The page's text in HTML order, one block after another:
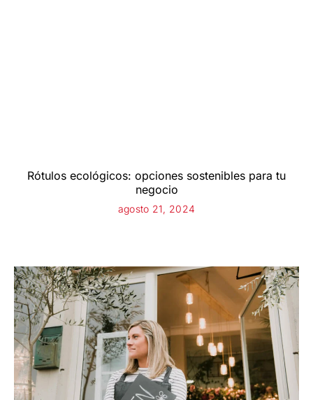
Rótulos ecológicos: opciones sostenibles para tu
negocio
agosto 21, 2024